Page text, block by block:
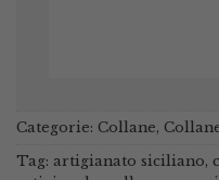
Categorie: Collane,
Tag: artigianato siciliano,